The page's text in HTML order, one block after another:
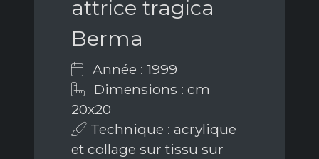
attrice tragica
Berma
Année : 1999
Dimensions : cm
20x20
Technique : acrylique
et collage sur tissu sur